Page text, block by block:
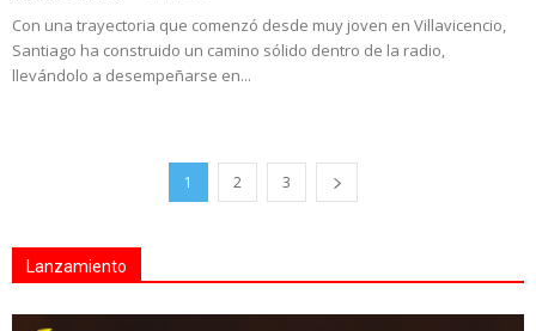
Con una trayectoria que comenzó desde muy joven en Villavicencio,
Santiago ha construido un camino sólido dentro de la radio,
llevándolo a desempeñarse en...
1 2 3
Lanzamiento